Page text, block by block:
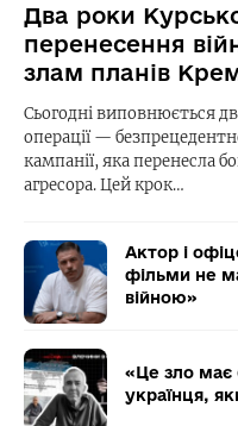
Два роки
перенесення
злам планів
Сьогодні виповнюється
операції —
кампанії, яка перенесла
агресора. Цей крок…
Актор і
фільми не
війною»
«Це зло має
українця,